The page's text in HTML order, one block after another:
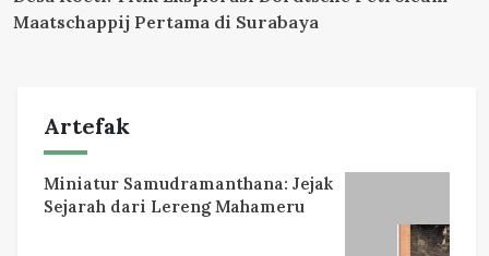
Maatschappij Pertama di Surabaya
Artefak
Miniatur Samudramanthana: Jejak
Sejarah dari Lereng Mahameru